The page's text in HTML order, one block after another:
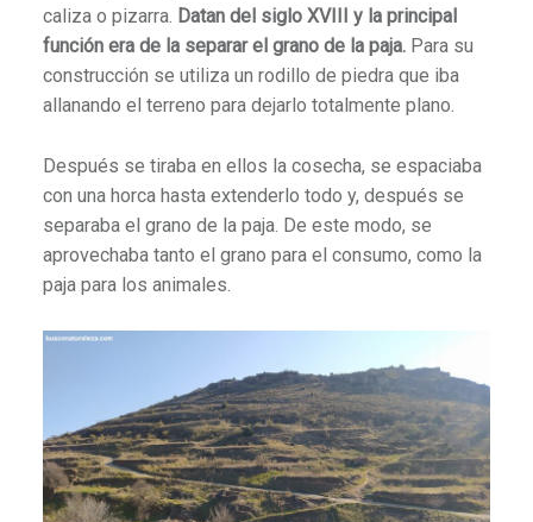
caliza o pizarra. Datan del siglo XVIII y la principal
función era de la separar el grano de la paja.Para su
construcción se utiliza un rodillo de piedra que iba
allanando el terreno para dejarlo totalmente plano.
Después se tiraba en ellos la cosecha, se espaciaba
con una horca hasta extenderlo todo y, después se
separaba el grano de la paja. De este modo, se
aprovechaba tanto el grano para el consumo, como la
paja para los animales.